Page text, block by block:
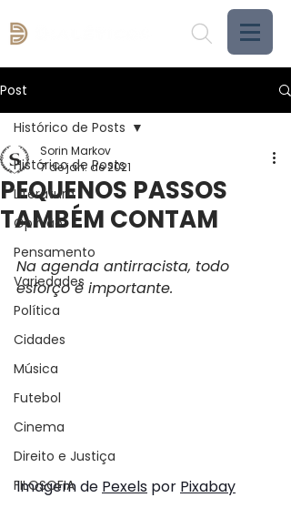
Post
Histórico de Posts
Literatura
Opinião
Pensamento
Variedades
Política
Cidades
Música
Futebol
Cinema
Direito e Justiça
FILOSOFIA
Histórico de Posts
PEQUENOS PASSOS
TAMBÉM CONTAM
Sorin Markov
7 de jan. de 2021
Na agenda antirracista, todo
esforço é importante.
Imagem de Pexels por Pixabay